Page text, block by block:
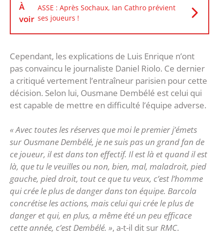
À
voir
ASSE : Après Sochaux, Ian Cathro prévient
ses joueurs !
Cependant, les explications de Luis Enrique n’ont
pas convaincu le journaliste Daniel Riolo. Ce dernier
a critiqué vertement l’entraîneur parisien pour cette
décision. Selon lui, Ousmane Dembélé est celui qui
est capable de mettre en difficulté l’équipe adverse.
« Avec toutes les réserves que moi le premier j’émets
sur Ousmane Dembélé, je ne suis pas un grand fan de
ce joueur, il est dans ton effectif. Il est là et quand il est
là, que tu le veuilles ou non, bien, mal, maladroit, pied
gauche, pied droit, tout ce que tu veux, c’est l’homme
qui crée le plus de danger dans ton équipe. Barcola
concrétise les actions, mais celui qui crée le plus de
danger et qui, en plus, a même été un peu efficace
cette année, c’est Dembélé. », a-t-il dit sur RMC.